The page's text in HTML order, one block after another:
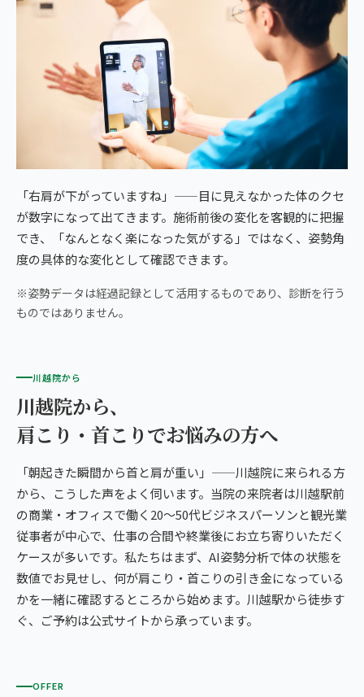
「右肩が下がっていますね」——目に見えなかった体のクセ
が数字になって出てきます。施術前後の変化を客観的に把握
でき、「なんとなく楽になった気がする」ではなく、姿勢角
度の具体的な変化として確認できます。
※姿勢データは経過記録として活用するものであり、診断を行う
ものではありません。
川越院から
川越院から、
肩こり・首こりでお悩みの方へ
「朝起きた瞬間から首と肩が重い」——川越院に来られる方
から、こうした声をよく伺います。当院の来院者は川越駅前
の商業・オフィスで働く20〜50代ビジネスパーソンと観光業
従事者が中心で、仕事の合間や終業後にお立ち寄りいただく
ケースが多いです。私たちはまず、AI姿勢分析で体の状態を
数値でお見せし、何が肩こり・首こりの引き金になっている
かを一緒に確認するところから始めます。川越駅から徒歩す
ぐ、ご予約は公式サイトから承っています。
OFFER